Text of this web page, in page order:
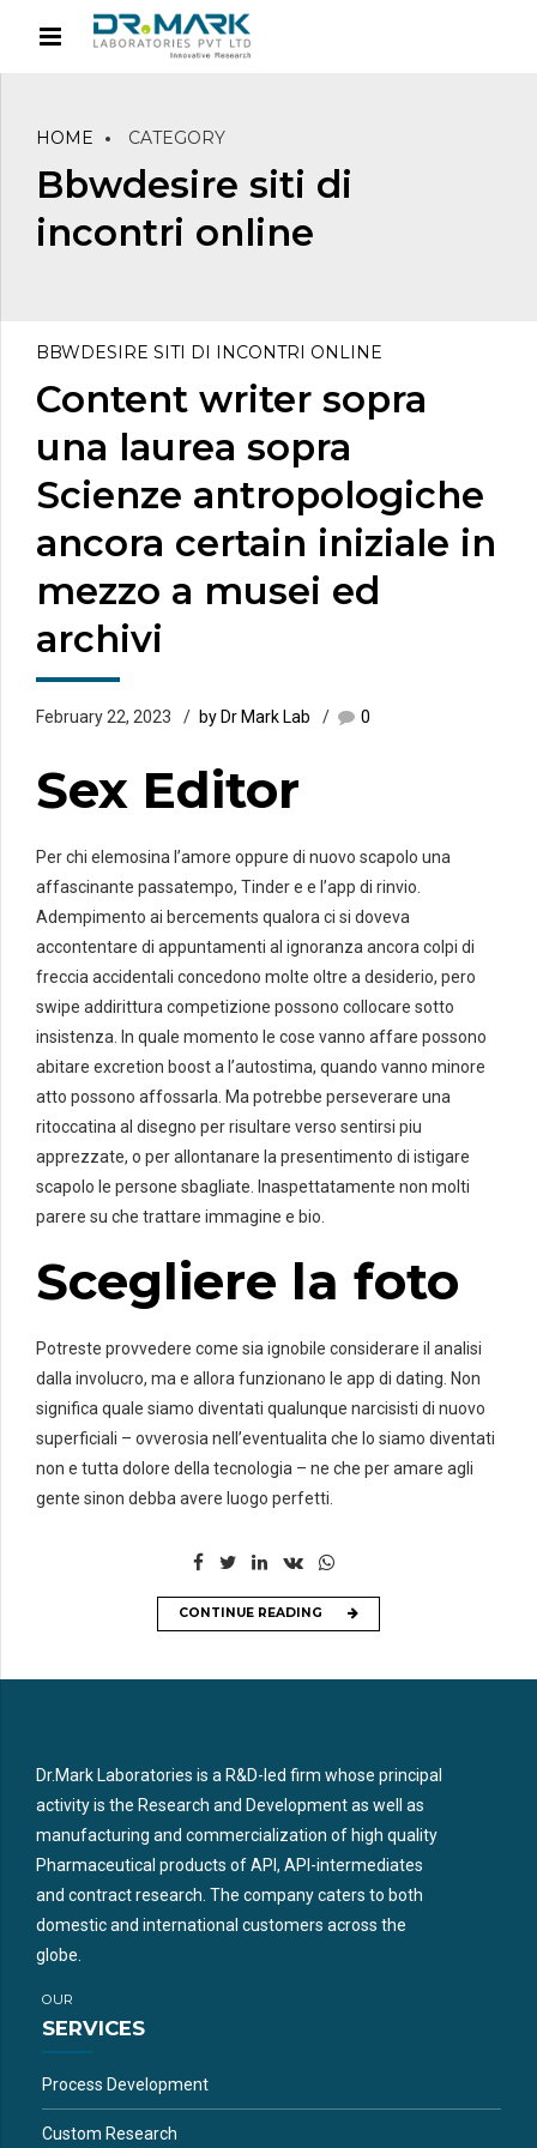
HOME CATEGORY
Bbwdesire siti di
incontri online
BBWDESIRE SITI DI INCONTRI ONLINE
Content writer sopra
una laurea sopra
Scienze antropologiche
ancora certain iniziale in
mezzo a musei ed
archivi
February 22, 2023 by Dr Mark Lab 0
Sex Editor
Per chi elemosina l’amore oppure di nuovo scapolo una
affascinante passatempo, Tinder e e l’app di rinvio.
Adempimento ai bercements qualora ci si doveva
accontentare di appuntamenti al ignoranza ancora colpi di
freccia accidentali concedono molte oltre a desiderio, pero
swipe addirittura competizione possono collocare sotto
insistenza. In quale momento le cose vanno affare possono
abitare excretion boost a l’autostima, quando vanno minore
atto possono affossarla. Ma potrebbe perseverare una
ritoccatina al disegno per risultare verso sentirsi piu
apprezzate, o per allontanare la presentimento di istigare
scapolo le persone sbagliate. Inaspettatamente non molti
parere su che trattare immagine e bio.
Scegliere la foto
Potreste provvedere come sia ignobile considerare il analisi
dalla involucro, ma e allora funzionano le app di dating. Non
significa quale siamo diventati qualunque narcisisti di nuovo
superficiali – ovverosia nell’eventualita che lo siamo diventati
non e tutta dolore della tecnologia – ne che per amare agli
gente sinon debba avere luogo perfetti.
CONTINUE READING
Dr.Mark Laboratories is a R&D-led firm whose principal
activity is the Research and Development as well as
manufacturing and commercialization of high quality
Pharmaceutical products of API, API-intermediates
and contract research. The company caters to both
domestic and international customers across the
globe.
OUR
SERVICES
Process Development
Custom Research